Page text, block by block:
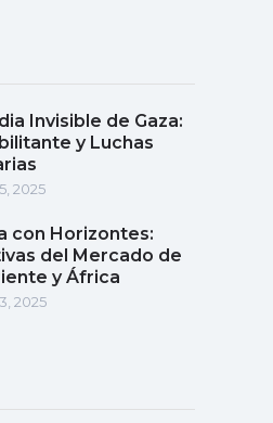
Invisible de Gaza:
y Luchas
2025
con Horizontes:
del Mercado de
y África
2025